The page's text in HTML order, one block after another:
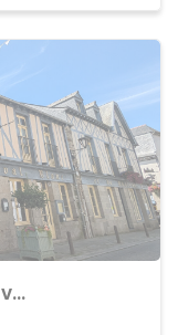
Achat Appartement centre ville